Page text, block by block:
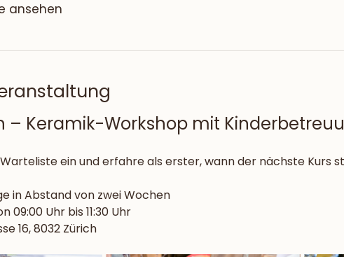
ansehen
– Keramik-Workshop mit
ein und erfahre als erster, wann der nächste Kurs
in Abstand von zwei Wochen
09:00 Uhr bis 11:30 Uhr
16, 8032 Zürich